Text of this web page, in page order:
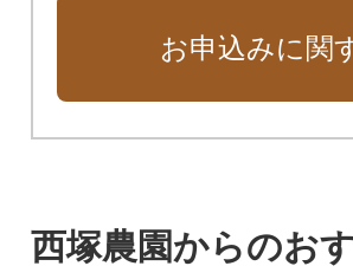
お申込みに関
西塚農園からのお